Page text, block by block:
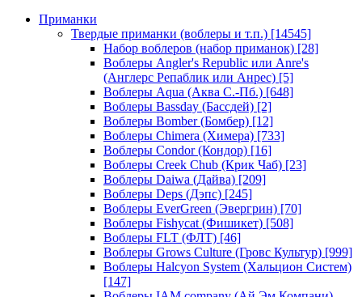
Приманки
Твердые приманки (воблеры и т.п.) [14545]
Набор воблеров (набор приманок) [28]
Воблеры Angler's Republic или Anre's
(Англерс Репаблик или Анрес) [5]
Воблеры Aqua (Аква С.-Пб.) [648]
Воблеры Bassday (Бассдей) [2]
Воблеры Bomber (Бомбер) [12]
Воблеры Chimera (Химера) [733]
Воблеры Condor (Кондор) [16]
Воблеры Creek Chub (Крик Чаб) [23]
Воблеры Daiwa (Дайва) [209]
Воблеры Deps (Дэпс) [245]
Воблеры EverGreen (Эвергрин) [70]
Воблеры Fishycat (Фишикет) [508]
Воблеры FLT (ФЛТ) [46]
Воблеры Grows Culture (Гровс Культур) [999]
Воблеры Halcyon System (Хальцион Систем)
[147]